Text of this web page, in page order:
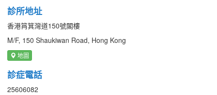
診所地址
香港筲箕灣道150號閣樓
M/F, 150 Shaukiwan Road, Hong Kong
地圖
診症電話
25606082